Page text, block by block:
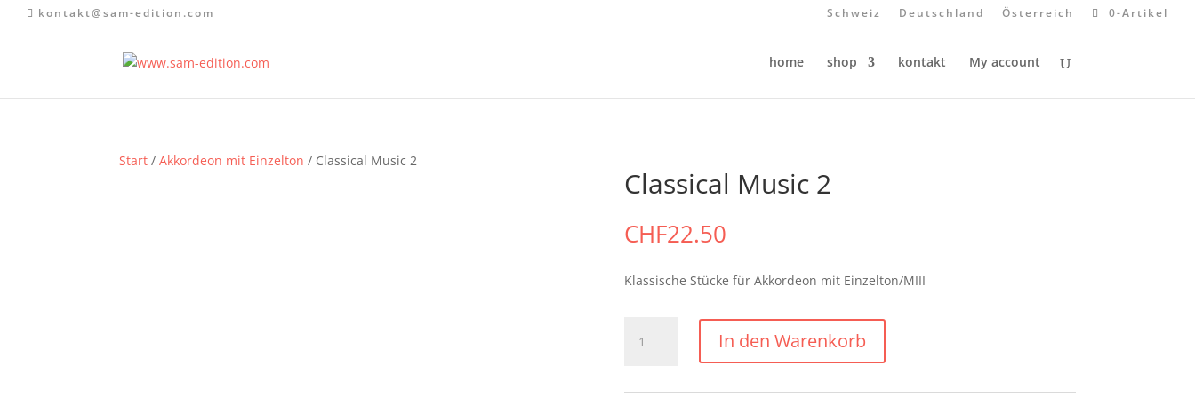
kontakt@sam-edition.com Schweiz Deutschland Österreich 0-Artikel
home shop kontakt My account
Start /Akkordeon mit Einzelton / Classical Music 2
Classical Music 2
CHF22.50
Klassische Stücke für Akkordeon mit Einzelton/MIII
Music
In den Warenkorb